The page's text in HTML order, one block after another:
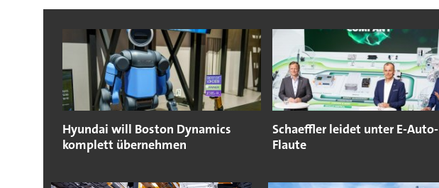
Hyundai will Boston Dynamics
komplett übernehmen
Schaeffler leidet unter E-Auto-
Flaute